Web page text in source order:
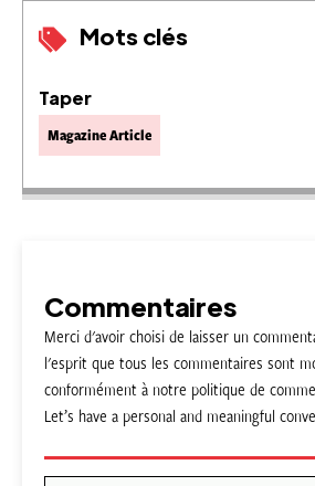
Mots clés
Taper
Magazine Article
Commentaires
Merci d'avoir choisi de laisser un
l'esprit que tous les commentaires sont
conformément à notre politique de
Let’s have a personal and meaningful